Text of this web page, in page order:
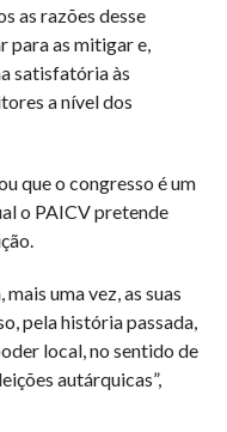
as razões desse
para as mitigar e,
satisfatória às
a nível dos
que o congresso é um
o PAICV pretende
uma vez, as suas
pela história passada,
local, no sentido de
autárquicas”,